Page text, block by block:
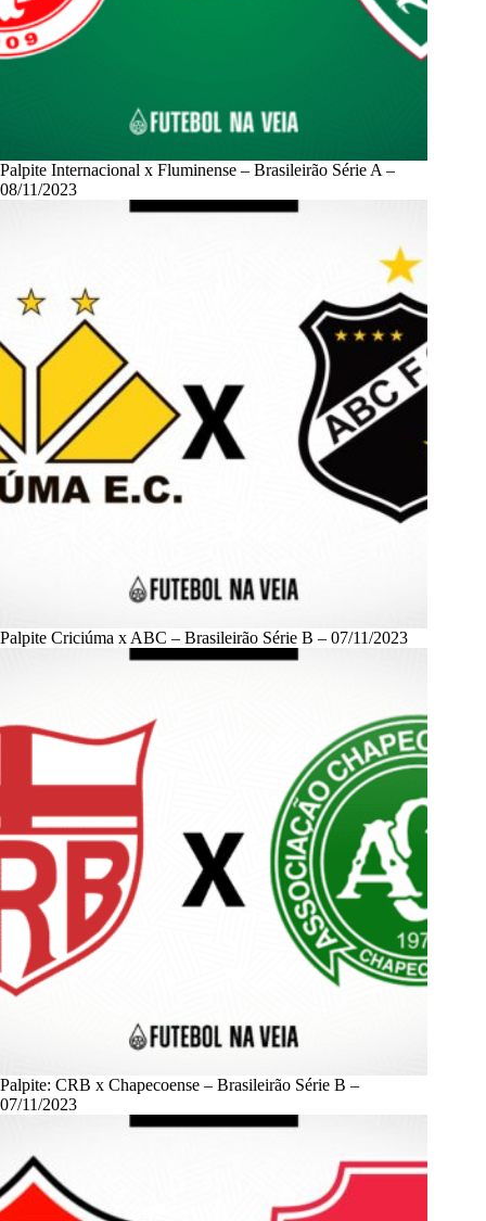
Palpite Internacional x Fluminense – Brasileirão Série A –
08/11/2023
Palpite Criciúma x ABC – Brasileirão Série B – 07/11/2023
Palpite: CRB x Chapecoense – Brasileirão Série B –
07/11/2023